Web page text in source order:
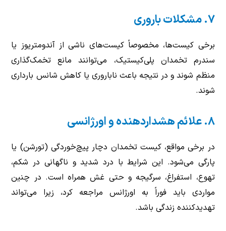
۷. مشکلات باروری
برخی کیست‌ها، مخصوصاً کیست‌های ناشی از آندومتریوز یا
سندرم تخمدان پلی‌کیستیک، می‌توانند مانع تخمک‌گذاری
منظم شوند و در نتیجه باعث ناباروری یا کاهش شانس بارداری
شوند.
۸. علائم هشداردهنده و اورژانسی
در برخی مواقع، کیست تخمدان دچار پیچ‌خوردگی (تورشن) یا
پارگی می‌شود. این شرایط با درد شدید و ناگهانی در شکم،
تهوع، استفراغ، سرگیجه و حتی غش همراه است. در چنین
مواردی باید فوراً به اورژانس مراجعه کرد، زیرا می‌تواند
تهدیدکننده زندگی باشد.